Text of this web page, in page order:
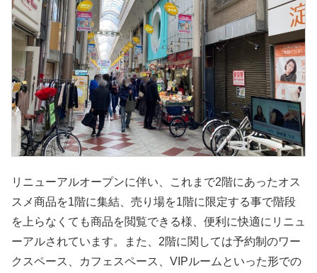
リニューアルオープンに伴い、これまで2階にあったオス
スメ商品を1階に集結、売り場を1階に限定する事で階段
を上らなくても商品を閲覧できる様、便利に快適にリニュ
ーアルされています。また、2階に関しては予約制のワー
クスペース、カフェスペース、VIPルームといった形での